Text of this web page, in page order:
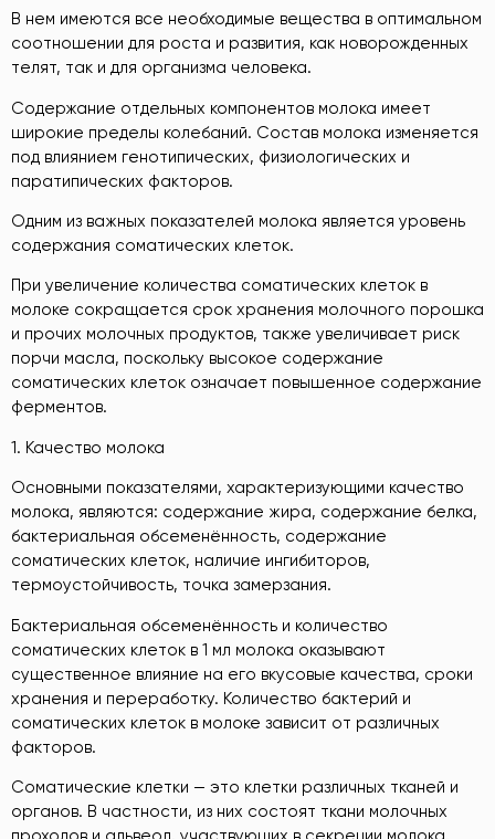
В нем имеются все необходимые вещества в оптимальном
соотношении для роста и развития, как новорожденных
телят, так и для организма человека.
Содержание отдельных компонентов молока имеет
широкие пределы колебаний. Состав молока изменяется
под влиянием генотипических, физиологических и
паратипических факторов.
Одним из важных показателей молока является уровень
содержания соматических клеток.
При увеличение количества соматических клеток в
молоке сокращается срок хранения молочного порошка
и прочих молочных продуктов, также увеличивает риск
порчи масла, поскольку высокое содержание
соматических клеток означает повышенное содержание
ферментов.
1. Качество молока
Основными показателями, характеризующими качество
молока, являются: содержание жира, содержание белка,
бактериальная обсеменённость, содержание
соматических клеток, наличие ингибиторов,
термоустойчивость, точка замерзания.
Бактериальная обсеменённость и количество
соматических клеток в 1 мл молока оказывают
существенное влияние на его вкусовые качества, сроки
хранения и переработку. Количество бактерий и
соматических клеток в молоке зависит от различных
факторов.
Соматические клетки — это клетки различных тканей и
органов. В частности, из них состоят ткани молочных